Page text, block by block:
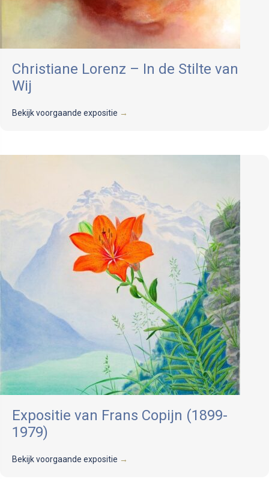
Christiane Lorenz – In de Stilte van
Wij
Bekijk voorgaande expositie →
Expositie van Frans Copijn (1899-
1979)
Bekijk voorgaande expositie →